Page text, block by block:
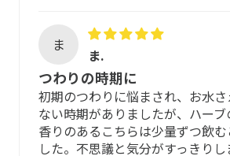
ESCOP及びHMPC※の厳格な使用推奨基
しています。
ESCOP及びHMPCの基準では、自然栽培
て、石や虫などの収穫時の混入物の含有
いますが、マリエンではさらに手作業
その後、薬剤を使わない駆除と殺菌処
ティーバッグは、土に還りやすい素材で
す。摩擦や引っ張りで破れお取り扱いく
安心してご飲用いただくため
厳選した原料を丁寧にブレンドしていま
中・妊娠中は、医師・薬剤師に相談の
ま
ま.
つわりの時期に
初期のつわりに悩まされ、お水
ない時期がありましたが、ハー
香りのあるこちらは少量ずつ飲
した。不思議と気分がすっきり